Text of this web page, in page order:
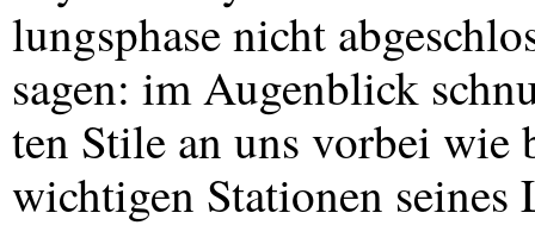
lungsphase nicht
sagen: im Augenblick
ten Stile an uns vorbei
wichtigen Stationen seines